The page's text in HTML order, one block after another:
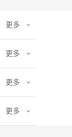
更多
更多
更多
更多